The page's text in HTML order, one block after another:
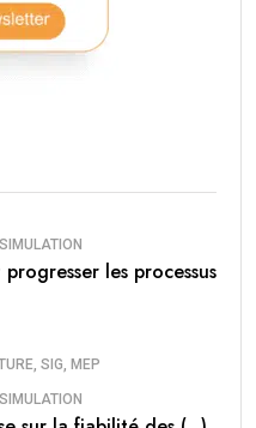
les processus
SIG, MEP